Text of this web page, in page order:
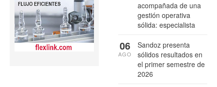
acompañada de una
gestión operativa
sólida: especialista
Sandoz presenta
sólidos resultados en
el primer semestre de
2026
06
AGO